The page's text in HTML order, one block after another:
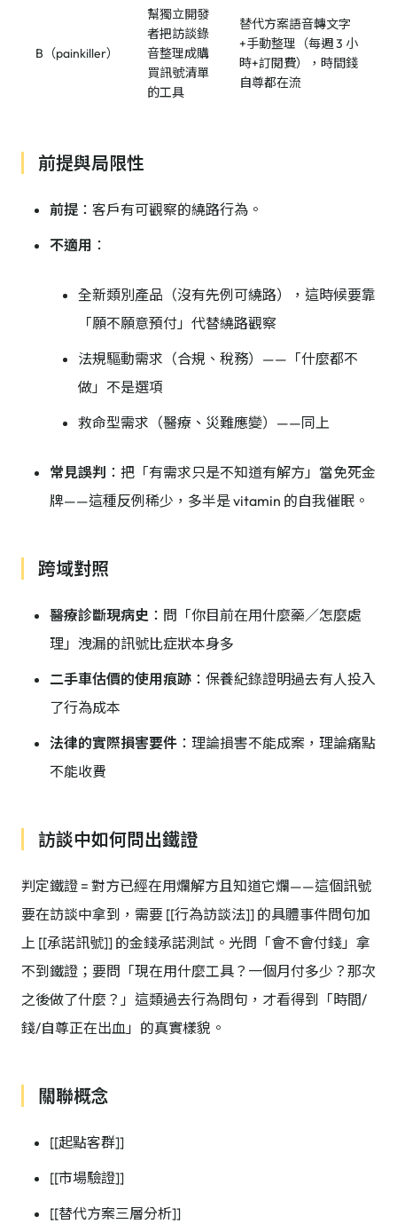
B（painkiller）
幫獨立開發
者把訪談錄
音整理成購
買訊號清單
的工具
替代方案語音轉文字
+手動整理（每週 3 小
時+訂閱費），時間錢
自尊都在流
前提與局限性
前提 ：客戶有可觀察的繞路行為。
不適用 ：
全新類別產品（沒有先例可繞路），這時候要靠
「願不願意預付」代替繞路觀察
法規驅動需求（合規、稅務）——「什麼都不
做」不是選項
救命型需求（醫療、災難應變）——同上
常見誤判 ：把「有需求只是不知道有解方」當免死金
牌——這種反例稀少，多半是 vitamin 的自我催眠。
跨域對照
醫療診斷現病史 ：問「你目前在用什麼藥／怎麼處
理」洩漏的訊號比症狀本身多
二手車估價的使用痕跡 ：保養紀錄證明過去有人投入
了行為成本
法律的實際損害要件 ：理論損害不能成案，理論痛點
不能收費
訪談中如何問出鐵證
判定鐵證 = 對方已經在用爛解方且知道它爛——這個訊號
要在訪談中拿到，需要 [[行為訪談法]] 的具體事件問句加
上 [[承諾訊號]] 的金錢承諾測試。光問「會不會付錢」拿
不到鐵證；要問「現在用什麼工具？一個月付多少？那次
之後做了什麼？」這類過去行為問句，才看得到「時間/
錢/自尊正在出血」的真實樣貌。
關聯概念
[[起點客群]]
[[市場驗證]]
[[替代方案三層分析]]